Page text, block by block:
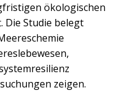
ökologischen
Die Studie belegt
zeigen.